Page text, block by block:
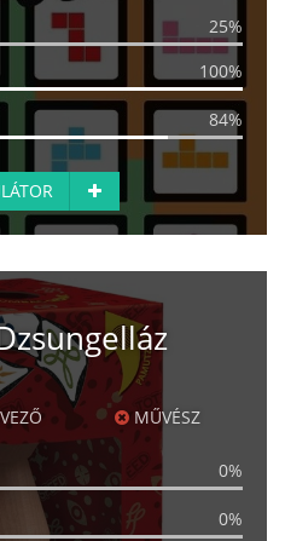
25%
100%
84%
MŰVÉSZ
0%
0%